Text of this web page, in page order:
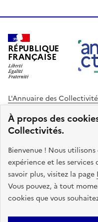
À propos des
Collectivités.
Bienvenue ! Nous
expérience et les services
savoir plus, visitez la page
Vous pouvez, à tout
cookies que vous
RÉPUBLIQUE
FRANÇAISE
L'Annuaire des
Cohésion des Territoires
est disponible en licence
avec le système de design
legifrance.gouv.fr
service-public.gouv.fr
Plan du site Accessibilite :